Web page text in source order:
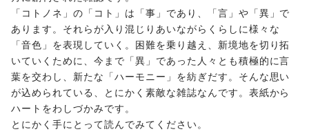
「コトノネ」の「コト」は「事」であり、「言」や「異」で
あります。それらが入り混じりあいながらくらしに様々な
「音色」を表現していく。困難を乗り越え、新境地を切り拓
いていくために、今まで「異」であった人々とも積極的に言
葉を交わし、新たな「ハーモニー」を紡ぎだす。そんな思い
が込められている、とにかく素敵な雑誌なんです。表紙から
ハートをわしづかみです。
とにかく手にとって読んでみてください。